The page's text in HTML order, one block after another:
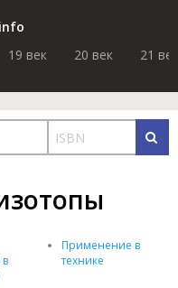
19 век 20 век 21 век
Применение в
технике